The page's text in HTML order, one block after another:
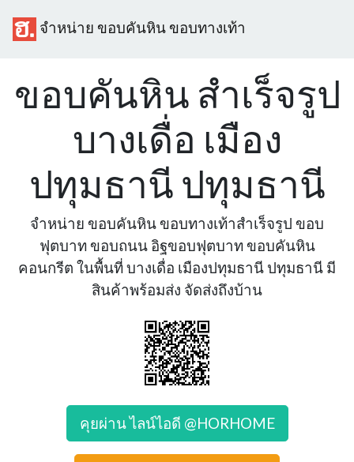
จำหน่าย ขอบคันหิน ขอบทางเท้า
ขอบคันหิน สำเร็จรูป
บางเดื่อ เมือง
ปทุมธานี ปทุมธานี
จำหน่าย ขอบคันหิน ขอบทางเท้าสำเร็จรูป ขอบ
ฟุตบาท ขอบถนน อิฐขอบฟุตบาท ขอบคันหิน
คอนกรีต ในพื้นที่ บางเดื่อ เมืองปทุมธานี ปทุมธานี มี
สินค้าพร้อมส่ง จัดส่งถึงบ้าน
คุยผ่าน ไลน์ไอดี @HORHOME